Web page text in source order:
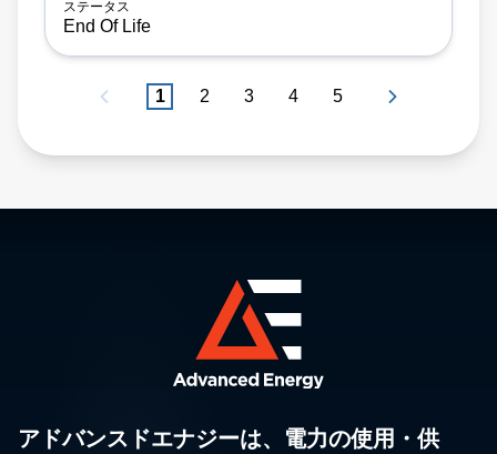
End Of Life
1 2 3 4 5
アドバンスドエナジーは、電力の使用・供